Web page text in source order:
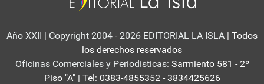
Año XXII | Copyright 2004 - 2026 EDITORIAL LA ISLA | Todos
los derechos reservados
Oficinas Comerciales y Periodisticas: Sarmiento 581 - 2º
Piso "A" | Tel: 0383-4855352 - 3834425626